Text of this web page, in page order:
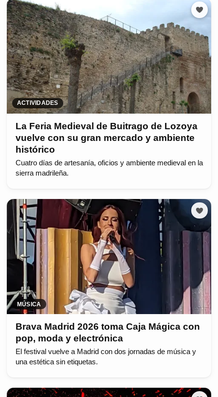
ACTIVIDADES
La Feria Medieval de Buitrago de Lozoya
vuelve con su gran mercado y ambiente
histórico
Cuatro días de artesanía, oficios y ambiente medieval en la
sierra madrileña.
MÚSICA
Brava Madrid 2026 toma Caja Mágica con
pop, moda y electrónica
El festival vuelve a Madrid con dos jornadas de música y
una estética sin etiquetas.